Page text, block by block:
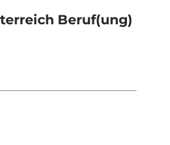
Beruf(ung)